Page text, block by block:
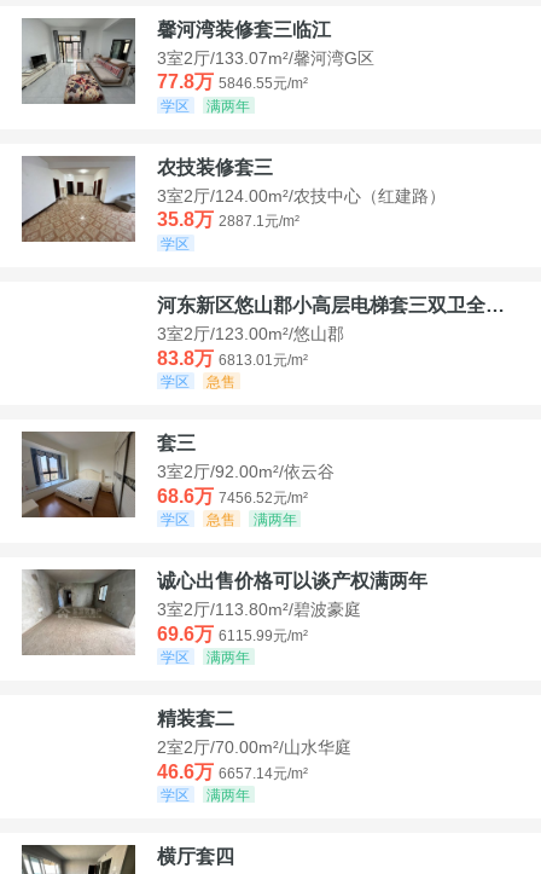
馨河湾装修套三临江
3室2厅/133.07m²/馨河湾G区
77.8万 5846.55元/m²
学区
满两年
农技装修套三
3室2厅/124.00m²/农技中心（红建路）
35.8万 2887.1元/m²
学区
河东新区悠山郡小高层电梯套三双卫全装带家具家电
3室2厅/123.00m²/悠山郡
83.8万 6813.01元/m²
学区
急售
套三
3室2厅/92.00m²/依云谷
68.6万 7456.52元/m²
学区
急售 满两年
诚心出售价格可以谈产权满两年
3室2厅/113.80m²/碧波豪庭
69.6万 6115.99元/m²
学区
满两年
精装套二
2室2厅/70.00m²/山水华庭
46.6万 6657.14元/m²
学区
满两年
横厅套四